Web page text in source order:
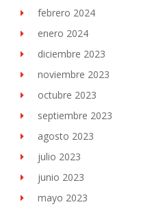
febrero 2024
enero 2024
diciembre 2023
noviembre 2023
octubre 2023
septiembre 2023
agosto 2023
julio 2023
junio 2023
mayo 2023